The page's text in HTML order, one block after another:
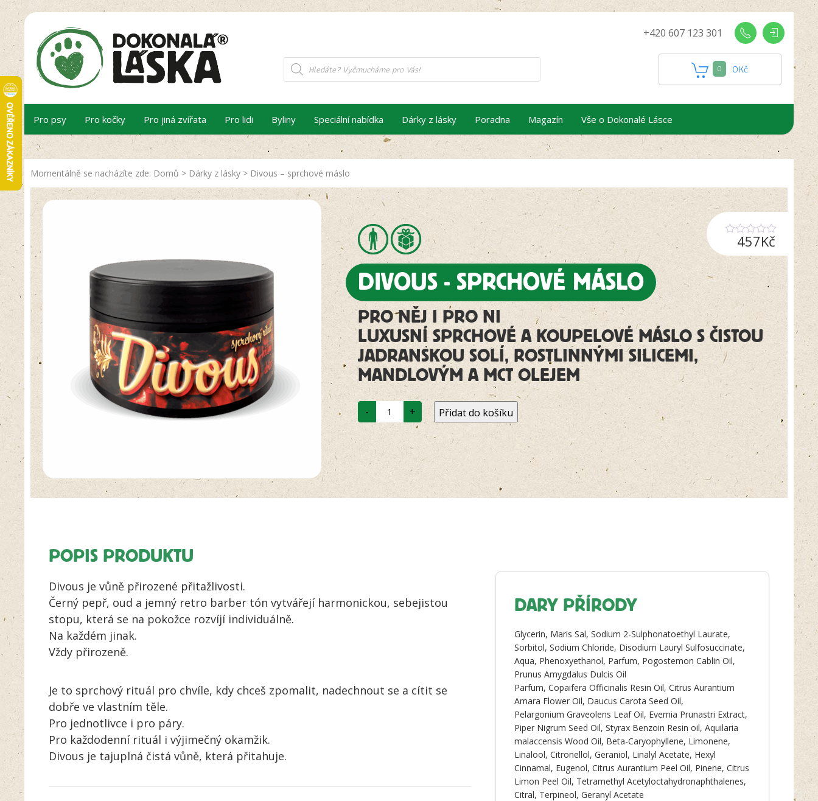
+420 607 123 301
Products
search 0 0Kč
Pro psy Pro kočky Pro jiná zvířata Pro lidi Byliny Speciální nabídka Dárky z lásky Poradna Magazín Vše o Dokonalé Lásce
Momentálně se nacházíte zde: Domů > Dárky z lásky > Divous – sprchové máslo
DIVOUS - SPRCHOVÉ MÁSLO
PRO NĚJ I PRO NI
LUXUSNÍ SPRCHOVÉ A KOUPELOVÉ MÁSLO S ČISTOU
JADRANSKOU SOLÍ, ROSTLINNÝMI SILICEMI,
MANDLOVÝM A MCT OLEJEM
Hodnocení
5
457Kč
- Divous
sprchové
máslo
množství
+ Přidat do košíku
POPIS PRODUKTU
Divous je vůně přirozené přitažlivosti.
Černý pepř, oud a jemný retro barber tón vytvářejí harmonickou, sebejistou
stopu, která se na pokožce rozvíjí individuálně.
Na každém jinak.
Vždy přirozeně.
Je to sprchový rituál pro chvíle, kdy chceš zpomalit, nadechnout se a cítit se
dobře ve vlastním těle.
Pro jednotlivce i pro páry.
Pro každodenní rituál i výjimečný okamžik.
Divous je tajuplná čistá vůně, která přitahuje.
DARY PŘÍRODY
Glycerin, Maris Sal, Sodium 2-Sulphonatoethyl Laurate,
Sorbitol, Sodium Chloride, Disodium Lauryl Sulfosuccinate,
Aqua, Phenoxyethanol, Parfum, Pogostemon Cablin Oil,
Prunus Amygdalus Dulcis Oil
Parfum, Copaifera Officinalis Resin Oil, Citrus Aurantium
Amara Flower Oil, Daucus Carota Seed Oil,
Pelargonium Graveolens Leaf Oil, Evernia Prunastri Extract,
Piper Nigrum Seed Oil, Styrax Benzoin Resin oil, Aquilaria
malaccensis Wood Oil, Beta-Caryophyllene, Limonene,
Linalool, Citronellol, Geraniol, Linalyl Acetate, Hexyl
Cinnamal, Eugenol, Citrus Aurantium Peel Oil, Pinene, Citrus
Limon Peel Oil, Tetramethyl Acetyloctahydronaphthalenes,
Citral, Terpineol, Geranyl Acetate